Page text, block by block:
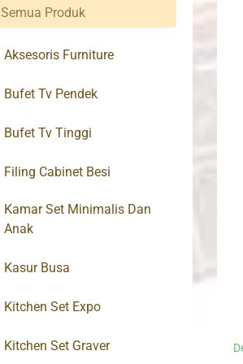
Semua Produk
Aksesoris Furniture
Bufet Tv Pendek
Bufet Tv Tinggi
Filing Cabinet Besi
Kamar Set Minimalis Dan
Anak
Kasur Busa
Kitchen Set Expo
Kitchen Set Graver